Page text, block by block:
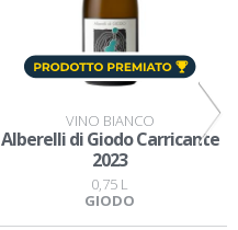
VINO BIANCO
Alberelli di Giodo Carricante
2023
0,75 L
GIODO